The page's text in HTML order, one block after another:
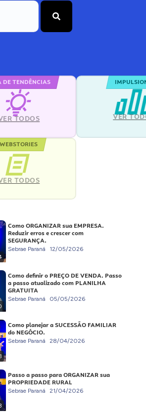
DE TENDÊNCIAS
TODOS VER
WEBSTORIES
TODOS
Como ORGANIZAR sua EMPRESA.
Reduzir erros e crescer com
SEGURANÇA.
Sebrae Paraná 12/05/2026
Como definir o PREÇO DE VENDA. Passo
a passo atualizado com PLANILHA
GRATUITA
Sebrae Paraná 05/05/2026
Como planejar a SUCESSÃO FAMILIAR
do NEGÓCIO.
Sebrae Paraná 28/04/2026
Passo a passo para ORGANIZAR sua
PROPRIEDADE RURAL
Sebrae Paraná 21/04/2026